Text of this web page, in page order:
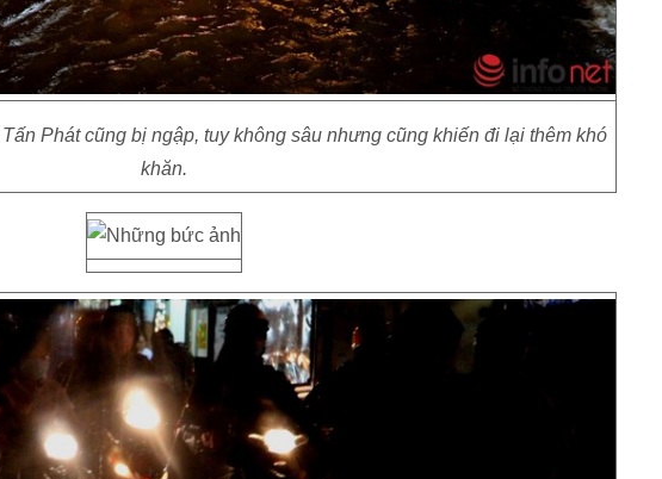
Phát cũng bị ngập, tuy không sâu nhưng cũng khiến đi lại thêm khó
khăn.